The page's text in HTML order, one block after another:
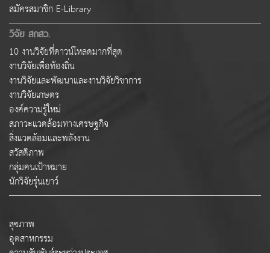
สมัครสมาชิก E-Library
วิจัย สกสว.
10 งานวิจัยที่ดาวน์โหลดมากที่สุด
งานวิจัยเพื่อท้องถิ่น
งานวิจัยและพัฒนาและงานวิจัยวิชาการ
งานวิจัยเกษตร
องค์ความรู้ใหม่
สภาวะแวดล้อมทางเศรษฐกิจ
สิ่งแวดล้อมและพลังงาน
สวัสดิภาพ
กลุ่มคนเป้าหมาย
นักวิจัยรุ่นเยาว์
สุขภาพ
อุตสาหกรรม